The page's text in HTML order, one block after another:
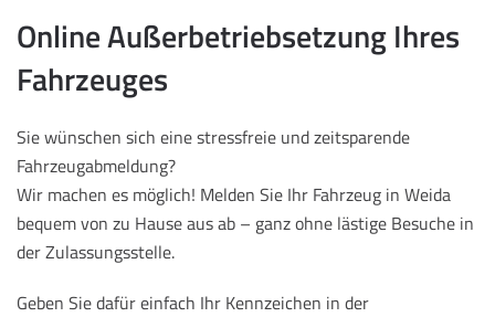
Online Außerbetriebsetzung Ihres
Fahrzeuges
Sie wünschen sich eine stressfreie und zeitsparende
Fahrzeugabmeldung?
Wir machen es möglich! Melden Sie Ihr Fahrzeug in Weida
bequem von zu Hause aus ab – ganz ohne lästige Besuche in
der Zulassungsstelle.
Geben Sie dafür einfach Ihr Kennzeichen in der